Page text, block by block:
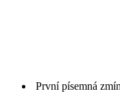
První písemná